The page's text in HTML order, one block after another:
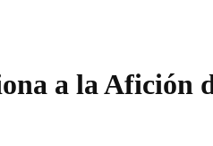
a la Afición